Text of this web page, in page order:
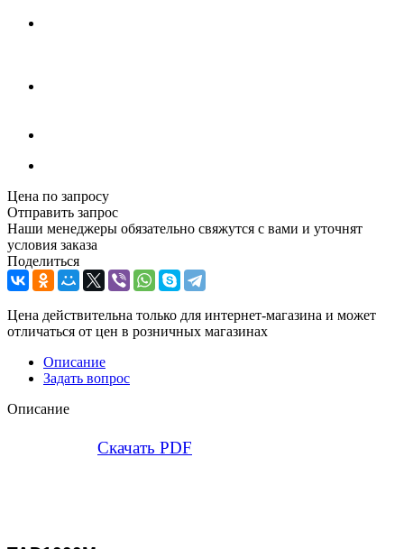
Цена по запросу
Отправить запрос
Наши менеджеры обязательно свяжутся с вами и уточнят
условия заказа
Поделиться
Цена действительна только для интернет-магазина и может
отличаться от цен в розничных магазинах
Описание
Задать вопрос
Описание
Скачать PDF